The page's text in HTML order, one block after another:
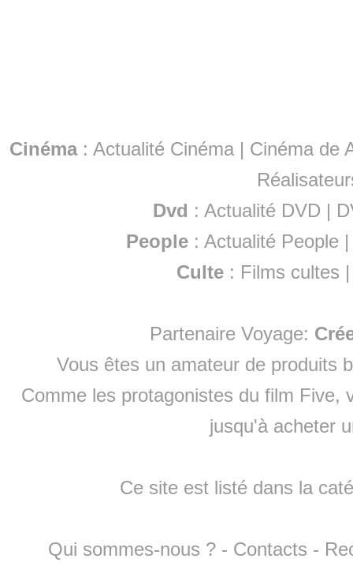
Cinéma: Actualité Cinéma | Cinéma de
Dvd : Actualité DVD |
People :Actualité People
Culte : Films cultes
Partenaire Voyage:
Vous êtes un amateur de produits
Comme les protagonistes du film Five,
jusqu'à acheter
Ce site est listé dans la
Qui sommes-nous ? - Contacts -